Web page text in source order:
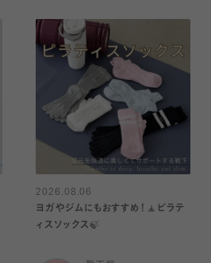
2026.08.06
ヨガやジムにもおすすめ！🧘ピラテ
ィスソックス🍃